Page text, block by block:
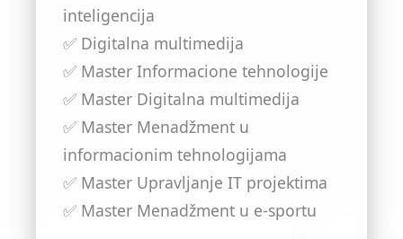
inteligencija
✅ Digitalna multimedija
✅ Master Informacione tehnologije
✅ Master Digitalna multimedija
✅ Master Menadžment u
informacionim tehnologijama
✅ Master Upravljanje IT projektima
✅ Master Menadžment u e-sportu